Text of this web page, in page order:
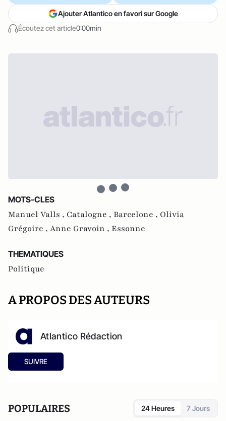
Écoutez cet article0:00min
Ajouter Atlantico en favori sur Google
MOTS-CLES
Manuel Valls , Catalogne , Barcelone , Olivia
Grégoire , Anne Gravoin , Essonne
THEMATIQUES
Politique
A PROPOS DES AUTEURS
Atlantico Rédaction
SUIVRE
POPULAIRES 24 Heures 7 Jours